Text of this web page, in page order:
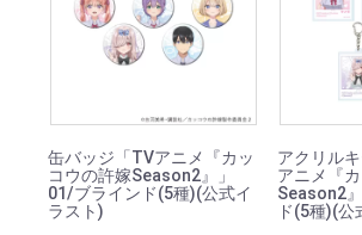
缶バッジ「TVアニメ『カッ
コウの許嫁Season2』」
01/ブラインド(5種)(公式イ
ラスト)
アクリル
アニメ『
Season2
ド(5種)(公